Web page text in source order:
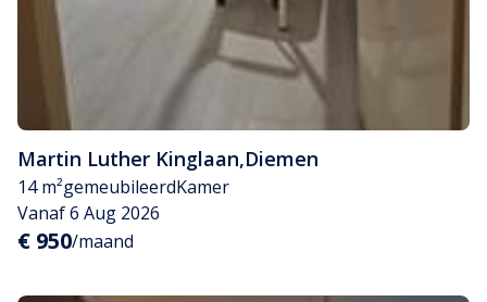
Martin Luther Kinglaan,Diemen
14 m²gemeubileerdKamer
Vanaf 6 Aug 2026
€ 950/maand